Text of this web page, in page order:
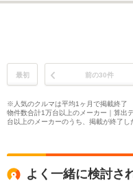
最初 前の30件
※人気のクルマは平均1ヶ月で掲載終了
物件数合計1万台以上のメーカー｜算出
台以上のメーカーのうち、掲載が終了
よく一緒に検討さ